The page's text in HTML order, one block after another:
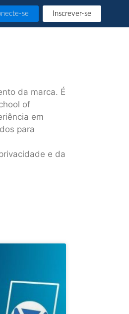
se Inscrever-se
da marca. É
of
em
para
e da